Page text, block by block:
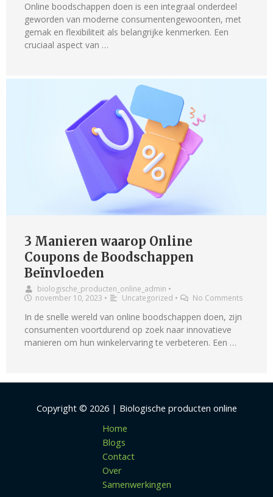
Online boodschappen doen is een integraal onderdeel
geworden van moderne consumentengewoonten, met
gemak en flexibiliteit als belangrijke kenmerken. Een
cruciaal aspect van …
3 Manieren waarop Online
Coupons de Boodschappen
Beïnvloeden
biologische_producten_online_admin •
november 10, 2023 • Uncategorized • No Comments
In de snelle wereld van online boodschappen doen, zijn
consumenten voortdurend op zoek naar innovatieve
manieren om hun winkelervaring te verbeteren. Een …
Copyright © 2026 | Biologische producten online
Home
Blogs
Contact
Over
Samenwerkingen